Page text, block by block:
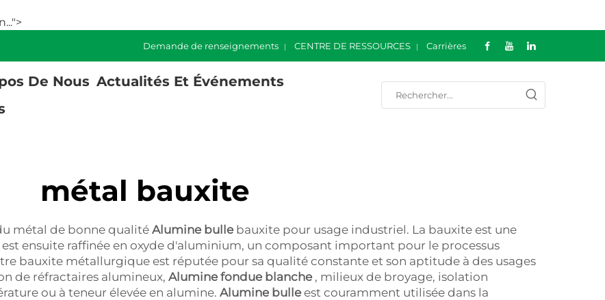
Demande de renseignements CENTRE DE RESSOURCES Carrières
De Nous Actualités Et Événements
métal bauxite
métal de bonne qualité Alumine bulle bauxite pour usage industriel. La bauxite est une
ensuite raffinée en oxyde d'aluminium, un composant important pour le processus
bauxite métallurgique est réputée pour sa qualité constante et son aptitude à des usages
de réfractaires alumineux, Alumine fondue blanche , milieux de broyage, isolation
ou à teneur élevée en alumine. Alumine bulle est couramment utilisée dans la